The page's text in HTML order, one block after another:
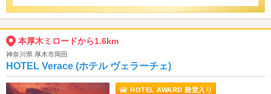
本厚木ミロードから1.6km
神奈川県 厚木市岡田
HOTEL Verace (ホテル ヴェラーチェ)
HOTEL AWARD 殿堂入り